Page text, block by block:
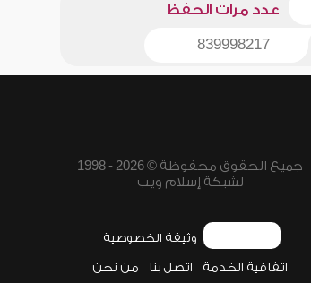
عدد مرات الحفظ
839998217
جميع الحقوق محفوظة © 2026 - 1998
لشبكة إسلام ويب
وثيقة الخصوصية
اتفاقية الخدمة اتصل بنا من نحن